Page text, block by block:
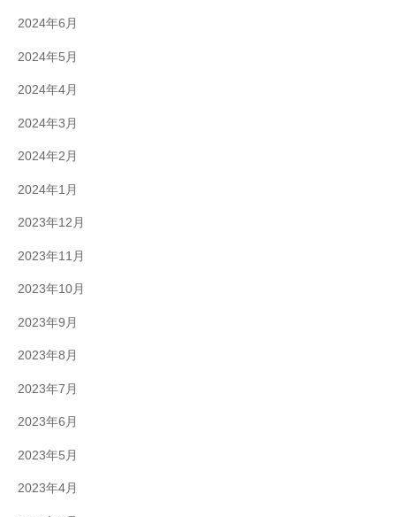
2024年6月
2024年5月
2024年4月
2024年3月
2024年2月
2024年1月
2023年12月
2023年11月
2023年10月
2023年9月
2023年8月
2023年7月
2023年6月
2023年5月
2023年4月